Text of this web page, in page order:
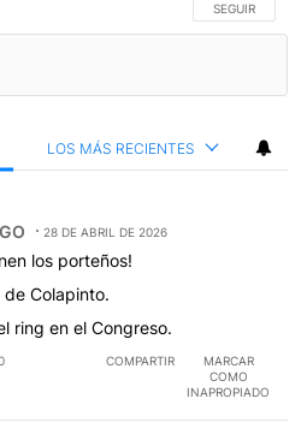
SIGA ESTA
SEGUIR
LOS MÁS RECIENTES
28 DE ABRIL DE 2026
los porteños!
de Colapinto.
ring en el Congreso.
COMPARTIR
MARCAR
COMO
INAPROPIADO